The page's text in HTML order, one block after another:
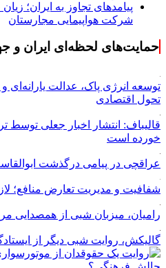
شرکت هواپیمایی مجارستان
حمایت‌های لحظه‌ای ایران و
توسعه انرژی پاک، عدالت یارانه‌ای
تحول اقتصادی
قالیباف: انتشار اخبار جعلی
خورده است
عراقچی در پیامی درگذشت
شفافیت و مدیریت تعارض منافع؛
رامیان، میزبان شبی از همصدایی
گالیکش، روایت شبی دیگر از